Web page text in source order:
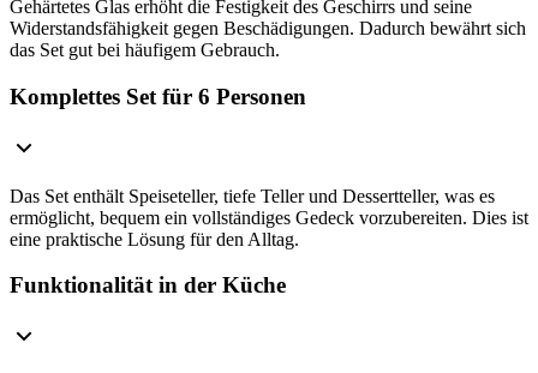
Gehärtetes Glas erhöht die Festigkeit des Geschirrs und seine
Widerstandsfähigkeit gegen Beschädigungen. Dadurch bewährt sich
das Set gut bei häufigem Gebrauch.
Komplettes Set für 6 Personen
Das Set enthält Speiseteller, tiefe Teller und Dessertteller, was es
ermöglicht, bequem ein vollständiges Gedeck vorzubereiten. Dies ist
eine praktische Lösung für den Alltag.
Funktionalität in der Küche